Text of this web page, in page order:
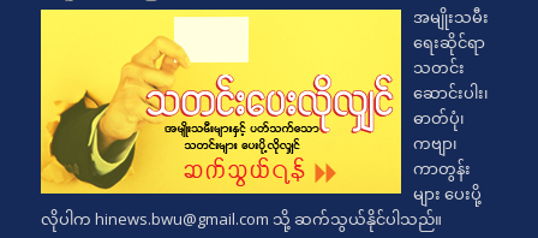
အမျိုးသမီး
ရေးဆိုင်ရာ
သတင်း
ဆောင်းပါး၊
ဓာတ်ပုံ၊
ကဗျာ၊
ကာတွန်း
များ ပေးပို့
လိုပါက hinews.bwu@gmail.com သို့ ဆက်သွယ်နိုင်ပါသည်။